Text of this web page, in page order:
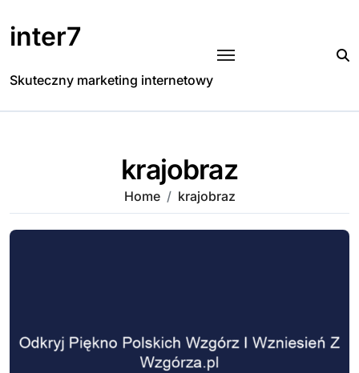
to
content
inter7
Skuteczny marketing internetowy
krajobraz
Home krajobraz